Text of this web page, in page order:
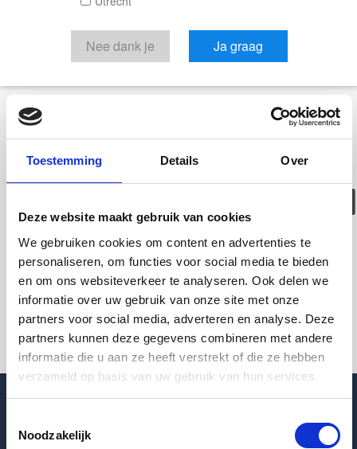
Toestemming Details Over
Deze website maakt gebruik van cookies
We gebruiken cookies om content en advertenties te
personaliseren, om functies voor social media te bieden
en om ons websiteverkeer te analyseren. Ook delen we
informatie over uw gebruik van onze site met onze
partners voor social media, adverteren en analyse. Deze
partners kunnen deze gegevens combineren met andere
informatie die u aan ze heeft verstrekt of die ze hebben
verzameld op basis van uw gebruik van hun services.
Noodzakelijk
Deze woning is
helaas
verhuurd/verwijderd
Pagina niet gevonden
Terug naar woningoverzicht
Blogpost
Nee dank je Ja graag